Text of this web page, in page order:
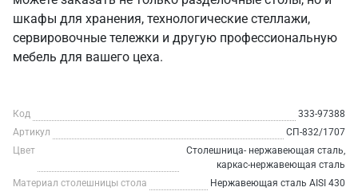
шкафы для хранения, технологические стеллажи,
сервировочные тележки и другую профессиональную
мебель для вашего цеха.
Код
333-97388
Артикул
СП-832/1707
Цвет
Столешница- нержавеющая сталь,
каркас-нержавеющая сталь
Материал столешницы стола
Нержавеющая сталь AISI 430